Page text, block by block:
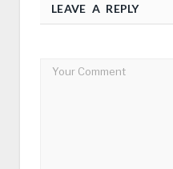
LEAVE A REPLY